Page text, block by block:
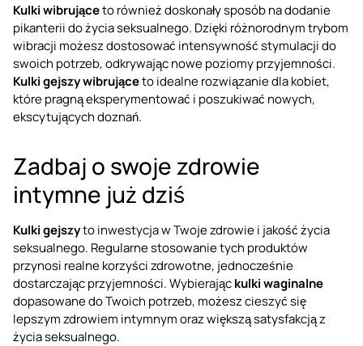
Kulki wibrująceto również doskonały sposób na dodanie
pikanterii do życia seksualnego. Dzięki różnorodnym trybom
wibracji możesz dostosować intensywność stymulacji do
swoich potrzeb, odkrywając nowe poziomy przyjemności.
Kulki gejszy wibrująceto idealne rozwiązanie dla kobiet,
które pragną eksperymentować i poszukiwać nowych,
ekscytujących doznań.
Zadbaj o swoje zdrowie
intymne już dziś
Kulki gejszyto inwestycja w Twoje zdrowie i jakość życia
seksualnego. Regularne stosowanie tych produktów
przynosi realne korzyści zdrowotne, jednocześnie
dostarczając przyjemności. Wybierająckulki waginalne
dopasowane do Twoich potrzeb, możesz cieszyć się
lepszym zdrowiem intymnym oraz większą satysfakcją z
życia seksualnego.